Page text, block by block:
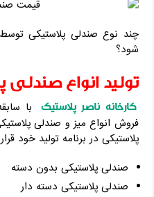
چند نوع صندلی پلاستیکی
شود؟
تولید انواع
کارخانه ناصر پلاستیک
با
فروش انواع میز و صندلی
پلاستیکی در برنامه تولید خود
صندلی پلاستیکی بدون دسته
صندلی پلاستیکی دسته دار